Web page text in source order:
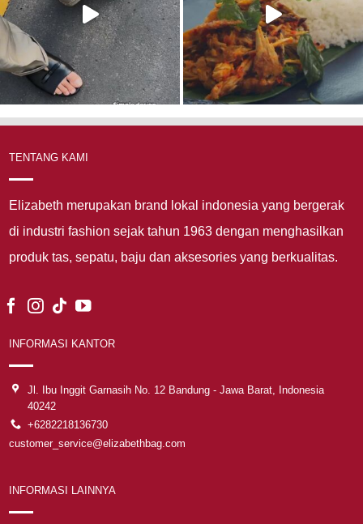
TENTANG KAMI
Elizabeth merupakan brand lokal indonesia yang bergerak
di industri fashion sejak tahun 1963 dengan menghasilkan
produk tas, sepatu, baju dan aksesories yang berkualitas.
INFORMASI KANTOR
Jl. Ibu Inggit Garnasih No. 12 Bandung - Jawa Barat, Indonesia
40242
+6282218136730
customer_service@elizabethbag.com
INFORMASI LAINNYA